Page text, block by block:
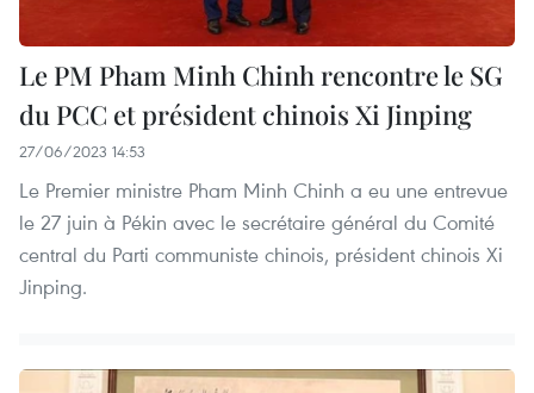
Le PM Pham Minh Chinh rencontre le SG
du PCC et président chinois Xi Jinping
27/06/2023 14:53
Le Premier ministre Pham Minh Chinh a eu une entrevue
le 27 juin à Pékin avec le secrétaire général du Comité
central du Parti communiste chinois, président chinois Xi
Jinping.